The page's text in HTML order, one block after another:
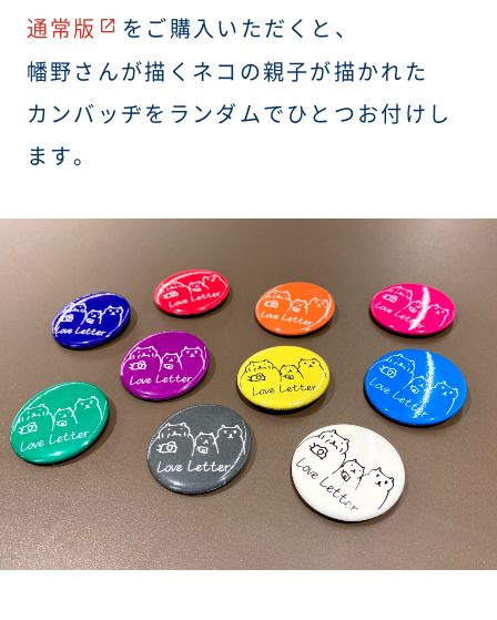
通常版
をご購入いただくと、
幡野さんが描くネコの親子が描かれた
カンバッヂをランダムでひとつお付けし
ます。